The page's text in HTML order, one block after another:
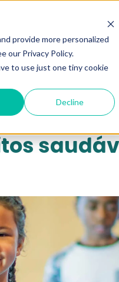
provide more personalized
our Privacy Policy.
to use just one tiny cookie
Decline